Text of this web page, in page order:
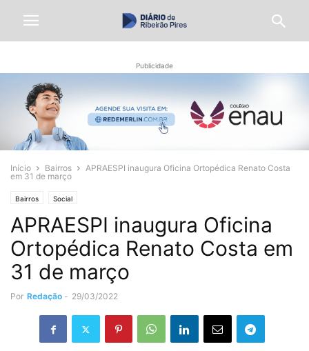
Publicidade
Início Bairros
APRAESPI inaugura Oficina Ortopédica Renato Costa
em 31 de março
Bairros Social
APRAESPI inaugura Oficina
Ortopédica Renato Costa em
31 de março
Por Redação - 29/03/2022